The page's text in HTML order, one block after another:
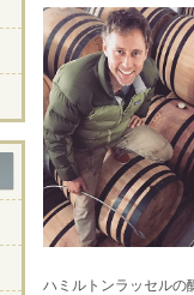
ハミルトンラッセルの